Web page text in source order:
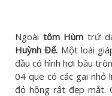
Ngoài tôm Hùm trứ
Huỳnh Đế. Một loài
đầu có hình hơi bầu
04 que có các gai nhỏ
đỏ hồng rất đẹp mắt.